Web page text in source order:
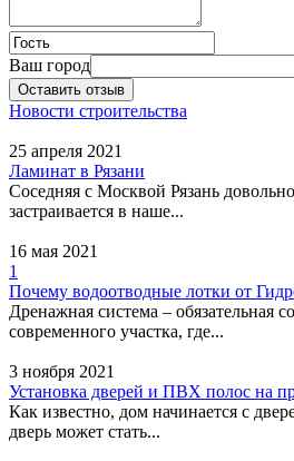
Ваш город
Оставить отзыв
Новости строительства
25 апреля 2021
Ламинат в Рязани
Соседняя с Москвой Рязань
застраивается в наше...
16 мая 2021
1
Почему водоотводные лотки от
Дренажная система – обязательная
современного участка, где...
3 ноября 2021
Установка дверей и ПВХ полос на
Как известно, дом начинается с
дверь может стать...